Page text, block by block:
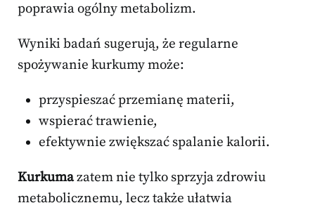
poprawia ogólny metabolizm.
Wyniki badań sugerują, że regularne
spożywanie kurkumy może:
przyspieszać przemianę materii,
wspierać trawienie,
efektywnie zwiększać spalanie kalorii.
Kurkumazatem nie tylko sprzyja zdrowiu
metabolicznemu, lecz także ułatwia